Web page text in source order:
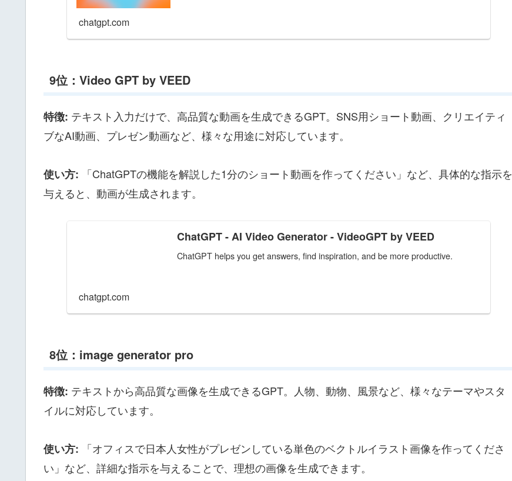
chatgpt.com
9位：Video GPT by VEED
特徴: テキスト入力だけで、高品質な動画を生成できるGPT。SNS用ショート動画、クリエイティ
ブなAI動画、プレゼン動画など、様々な用途に対応しています。
使い方: 「ChatGPTの機能を解説した1分のショート動画を作ってください」など、具体的な指示を
与えると、動画が生成されます。
ChatGPT - AI Video Generator - VideoGPT by VEED
ChatGPT helps you get answers, find inspiration, and be more productive.
chatgpt.com
8位：image generator pro
特徴: テキストから高品質な画像を生成できるGPT。人物、動物、風景など、様々なテーマやスタ
イルに対応しています。
使い方: 「オフィスで日本人女性がプレゼンしている単色のベクトルイラスト画像を作ってくださ
い」など、詳細な指示を与えることで、理想の画像を生成できます。